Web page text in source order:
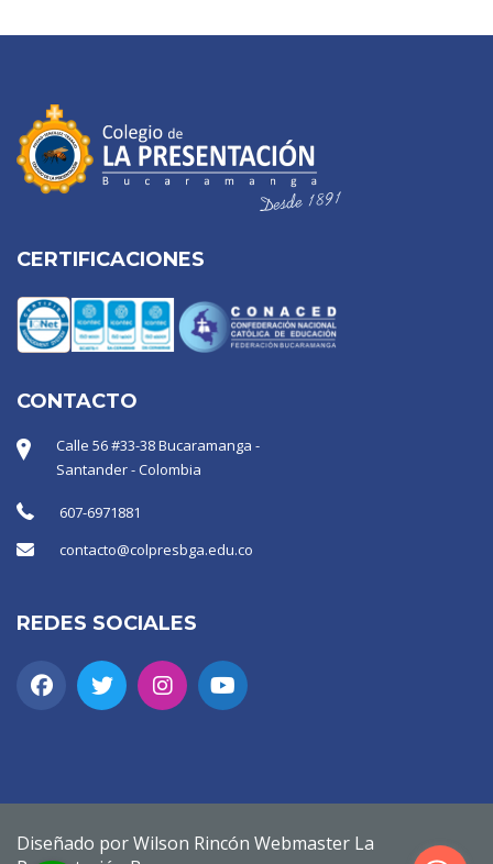
CERTIFICACIONES
CONTACTO
Calle 56 #33-38 Bucaramanga -
Santander - Colombia
607-6971881
contacto@colpresbga.edu.co
REDES SOCIALES
Diseñado por Wilson Rincón Webmaster La